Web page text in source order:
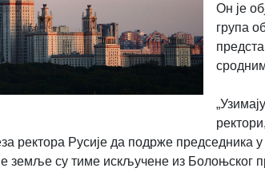
Он је
група
ректора Русије да подрже председника
земље су тиме искључене из Болоњског